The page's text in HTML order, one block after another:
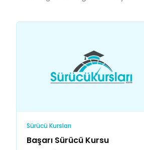
Sürücü Kursları
Başarı Sürücü Kursu